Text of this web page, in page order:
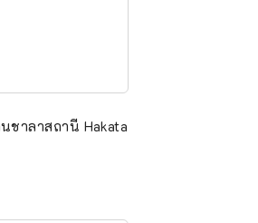
ชาลาสถานี Hakata